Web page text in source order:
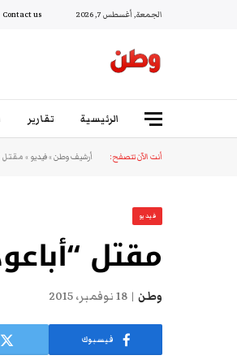
الجمعة, أغسطس 7, 2026 Contact us
الرئيسية تقارير
أنت الآن تتصفح: أرشيف وطن»فيديو»مقتل
فيديو
مقتل
وطن 18 نوفمبر، 2015
فيسبوك